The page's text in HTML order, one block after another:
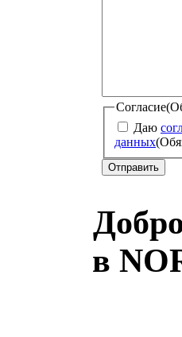
Согласие
Даю
данных
в